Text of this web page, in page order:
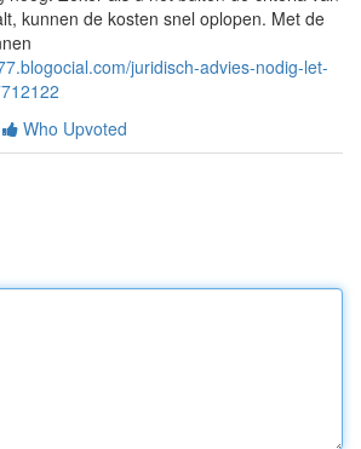
kunnen de kosten snel oplopen. Met de
juridisch-advies-nodig-let-
Who Upvoted